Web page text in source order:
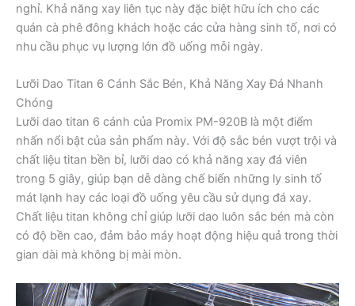
nghỉ. Khả năng xay liên tục này đặc biệt hữu ích cho các
quán cà phê đông khách hoặc các cửa hàng sinh tố, nơi có
nhu cầu phục vụ lượng lớn đồ uống mỗi ngày.
Lưỡi Dao Titan 6 Cánh Sắc Bén, Khả Năng Xay Đá Nhanh
Chóng
Lưỡi dao titan 6 cánh của Promix PM-920B là một điểm
nhấn nổi bật của sản phẩm này. Với độ sắc bén vượt trội và
chất liệu titan bền bỉ, lưỡi dao có khả năng xay đá viên
trong 5 giây, giúp bạn dễ dàng chế biến những ly sinh tố
mát lạnh hay các loại đồ uống yêu cầu sử dụng đá xay.
Chất liệu titan không chỉ giúp lưỡi dao luôn sắc bén mà còn
có độ bền cao, đảm bảo máy hoạt động hiệu quả trong thời
gian dài mà không bị mài mòn.